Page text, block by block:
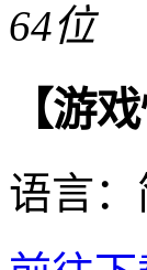
64位
【游
语言：